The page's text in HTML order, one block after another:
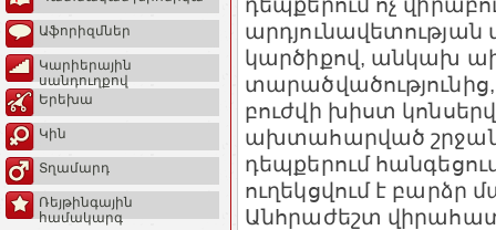
Աֆորիզմներ
Կարիերային
սանդուղքով
Երեխա
Կին
Տղամարդ
Ռեյթինգային
համակարգ
արդյունավետության
կարծիքով, անկախ
բուժվի խիստ
ախտահարված շրջանի
դեպքերում
ուղեկցվում է բարձր
Անհրաժեշտ